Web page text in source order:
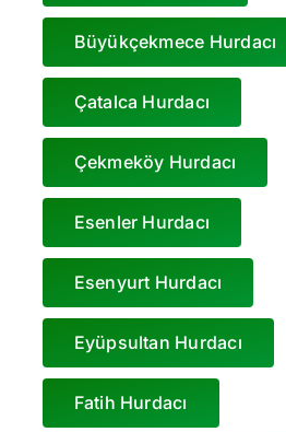
Büyükçekmece Hurdacı
Çatalca Hurdacı
Çekmeköy Hurdacı
Esenler Hurdacı
Esenyurt Hurdacı
Eyüpsultan Hurdacı
Fatih Hurdacı